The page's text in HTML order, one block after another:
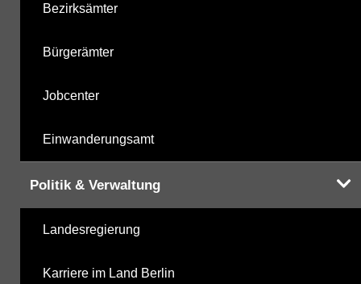
Bezirksämter
Bürgerämter
Jobcenter
Einwanderungsamt
Politik & Verwaltung
Landesregierung
Karriere im Land Berlin